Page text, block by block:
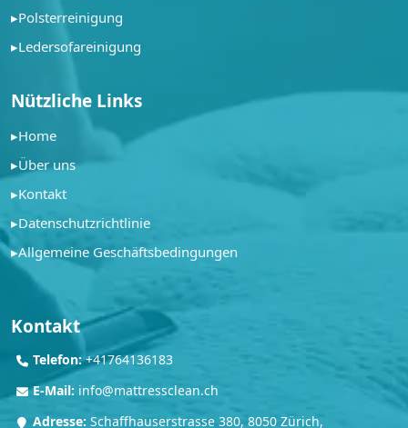
▸Polsterreinigung
▸Ledersofareinigung
Nützliche Links
▸Home
▸Über uns
▸Kontakt
▸Datenschutzrichtlinie
▸Allgemeine Geschäftsbedingungen
Kontakt
Telefon: +41764136183
E-Mail: info@mattressclean.ch
Adresse: Schaffhauserstrasse 380, 8050 Zürich,